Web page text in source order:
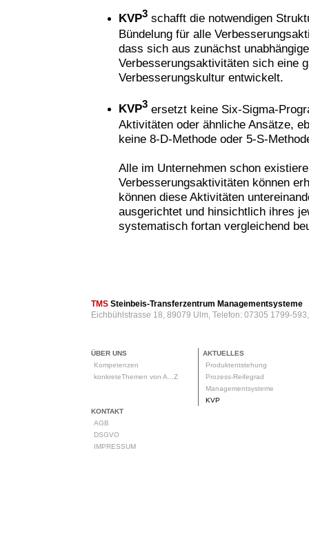
KVP3 schafft die notwendigen
Bündelung für alle
dass sich aus zunächst
Verbesserungsaktivitäten sich eine
Verbesserungskultur entwickelt.
KVP3 ersetzt keine Six-Sigma-
Aktivitäten oder ähnliche Ansätze,
keine 8-D-Methode oder 5-S-
Alle im Unternehmen schon
Verbesserungsaktivitäten können
können diese Aktivitäten
ausgerichtet und hinsichtlich ihres
systematisch fortan vergleichend
TMS Steinbeis-Transferzentrum Managementsysteme
Eichbühlstrasse 18, 89079 Ulm, Telefon: 07305 1799-
ÜBER UNS
Kompetenzen
konkreteThemen von A...Z
AKTUELLES
Produktentstehung
Prozess-Reifegrad
Managementsysteme
KVP
KONTAKT
AGB
DSGVO
IMPRESSUM